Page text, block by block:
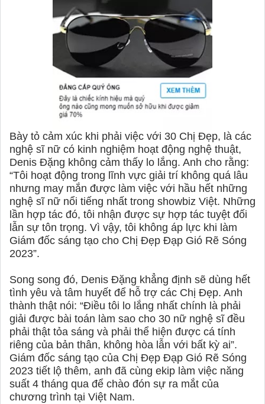
Bày tỏ cảm xúc khi phải việc với 30 Chị Đẹp, là các
nghệ sĩ nữ có kinh nghiệm hoạt động nghệ thuật,
Denis Đặng không cảm thấy lo lắng. Anh cho rằng:
“Tôi hoạt động trong lĩnh vực giải trí không quá lâu
nhưng may mắn được làm việc với hầu hết những
nghệ sĩ nữ nổi tiếng nhất trong showbiz Việt. Những
lần hợp tác đó, tôi nhận được sự hợp tác tuyệt đối
lẫn sự tôn trọng. Vì vậy, tôi không áp lực khi làm
Giám đốc sáng tạo cho Chị Đẹp Đạp Gió Rẽ Sóng
2023”.
Song song đó, Denis Đặng khẳng định sẽ dùng hết
tình yêu và tâm huyết để hỗ trợ các Chị Đẹp. Anh
thành thật nói: “Điều tôi lo lắng nhất chính là phải
giải được bài toán làm sao cho 30 nữ nghệ sĩ đều
phải thật tỏa sáng và phải thể hiện được cá tính
riêng của bản thân, không hòa lẫn với bất kỳ ai”.
Giám đốc sáng tạo của Chị Đẹp Đạp Gió Rẽ Sóng
2023 tiết lộ thêm, anh đã cùng ekip làm việc năng
suất 4 tháng qua để chào đón sự ra mắt của
chương trình tại Việt Nam.